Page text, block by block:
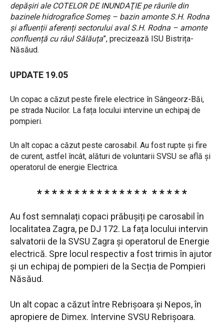
depăşiri ale COTELOR DE INUNDAŢIE pe râurile din
bazinele hidrografice Someș – bazin amonte S.H. Rodna
și afluenții aferenți sectorului aval S.H. Rodna – amonte
confluență cu râul Sălăuța”, precizează ISU Bistrița-
Năsăud.
UPDATE 19.05
Un copac a căzut peste firele electrice în Sângeorz-Băi,
pe strada Nucilor. La fața locului intervine un echipaj de
pompieri.
Un alt copac a căzut peste carosabil. Au fost rupte și fire
de curent, astfel încât, alături de voluntarii SVSU se află și
operatorul de energie Electrica.
* * * * * * * * * * * * * * * * * * * *
Au fost semnalați copaci prăbușiți pe carosabil în
localitatea Zagra, pe DJ 172. La fața locului intervin
salvatorii de la SVSU Zagra și operatorul de Energie
electrică. Spre locul respectiv a fost trimis în ajutor
și un echipaj de pompieri de la Secția de Pompieri
Năsăud.
Un alt copac a căzut între Rebrișoara și Nepos, în
apropiere de Dimex. Intervine SVSU Rebrișoara.